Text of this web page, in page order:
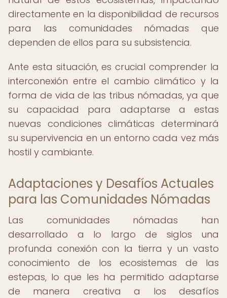
directamente en la disponibilidad de recursos
para las comunidades nómadas que
dependen de ellos para su subsistencia.
Ante esta situación, es crucial comprender la
interconexión entre el cambio climático y la
forma de vida de las tribus nómadas, ya que
su capacidad para adaptarse a estas
nuevas condiciones climáticas determinará
su supervivencia en un entorno cada vez más
hostil y cambiante.
Adaptaciones y Desafíos Actuales
para las Comunidades Nómadas
Las comunidades nómadas han
desarrollado a lo largo de siglos una
profunda conexión con la tierra y un vasto
conocimiento de los ecosistemas de las
estepas, lo que les ha permitido adaptarse
de manera creativa a los desafíos